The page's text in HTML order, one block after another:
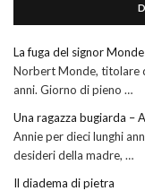
La fuga del signor Monde
Norbert Monde, titolare
anni. Giorno di pieno …
Una ragazza bugiarda –
Annie per dieci lunghi
desideri della madre, …
Il diadema di pietra